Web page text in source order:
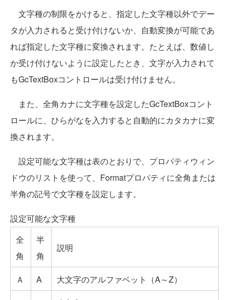
文字種の制限をかけると、指定した文字種以外でデー
タが入力されると受け付けないか、自動変換が可能であ
れば指定した文字種に変換されます。たとえば、数値し
か受け付けないように設定したとき、文字が入力されて
もGcTextBoxコントロールは受け付けません。
また、全角カナに文字種を設定したGcTextBoxコント
ロールに、ひらがなを入力すると自動的にカタカナに変
換されます。
設定可能な文字種は表のとおりで、プロパティウィン
ドウのリストを使って、Formatプロパティに全角または
半角の記号で文字種を設定します。
設定可能な文字種
全
角
半
角
説明
Ａ A
大文字のアルファベット（A～Z）